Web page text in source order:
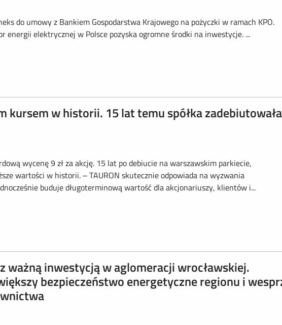
do umowy z Bankiem Gospodarstwa Krajowego na pożyczki w ramach KPO.
energii elektrycznej w Polsce pozyska ogromne środki na inwestycje. ...
kursem w historii. 15 lat temu spółka
wycenę 9 zł za akcję. 15 lat po debiucie na warszawskim parkiecie,
wartości w historii. – TAURON skutecznie odpowiada na wyzwania
buduje długoterminową wartość dla akcjonariuszy, klientów i...
ważną inwestycją w aglomeracji wrocławskiej.
bezpieczeństwo energetyczne regionu i